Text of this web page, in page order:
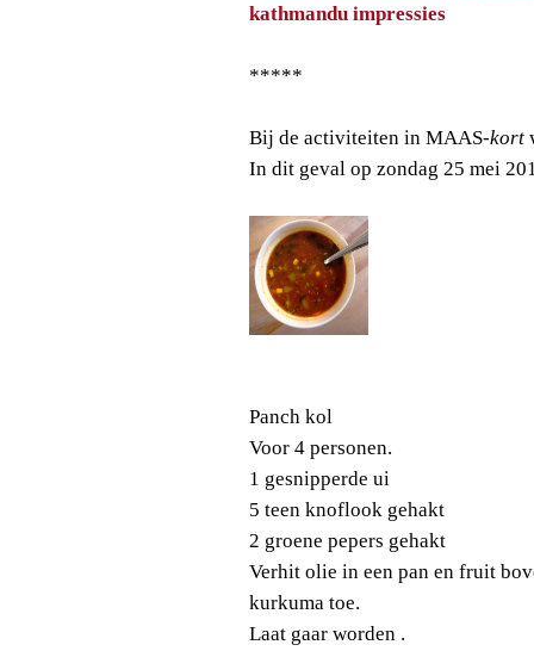
kathmandu impressies
*****
Bij de activiteiten in MAAS-kort
In dit geval op zondag 25 mei
Panch kol
Voor 4 personen.
1 gesnipperde ui
5 teen knoflook gehakt
2 groene pepers gehakt
Verhit olie in een pan en fruit
kurkuma toe.
Laat gaar worden .